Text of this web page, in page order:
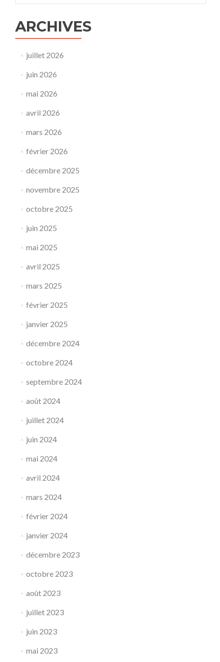
ARCHIVES
juillet 2026
juin 2026
mai 2026
avril 2026
mars 2026
février 2026
décembre 2025
novembre 2025
octobre 2025
juin 2025
mai 2025
avril 2025
mars 2025
février 2025
janvier 2025
décembre 2024
octobre 2024
septembre 2024
août 2024
juillet 2024
juin 2024
mai 2024
avril 2024
mars 2024
février 2024
janvier 2024
décembre 2023
octobre 2023
août 2023
juillet 2023
juin 2023
mai 2023